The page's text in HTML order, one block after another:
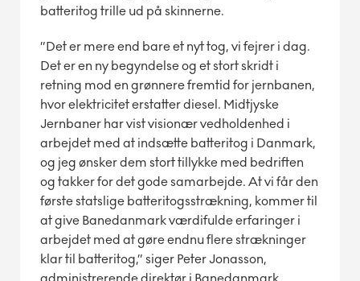
batteritog trille ud på skinnerne.
”Det er mere end bare et nyt tog, vi fejrer i dag.
Det er en ny begyndelse og et stort skridt i
retning mod en grønnere fremtid for jernbanen,
hvor elektricitet erstatter diesel. Midtjyske
Jernbaner har vist visionær vedholdenhed i
arbejdet med at indsætte batteritog i Danmark,
og jeg ønsker dem stort tillykke med bedriften
og takker for det gode samarbejde. At vi får den
første statslige batteritogsstrækning, kommer til
at give Banedanmark værdifulde erfaringer i
arbejdet med at gøre endnu flere strækninger
klar til batteritog,” siger Peter Jonasson,